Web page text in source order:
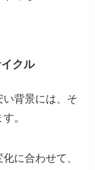
クル
背景には、そ
。
に合わせて、